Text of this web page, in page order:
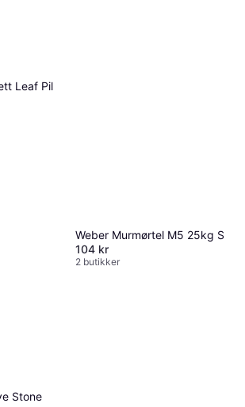
Leaf Pil
Weber Murmørtel M5 25kg S
104 kr
2 butikker
Stone